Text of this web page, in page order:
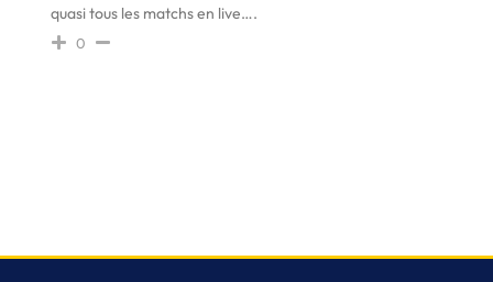
quasi tous les matchs en live….
0